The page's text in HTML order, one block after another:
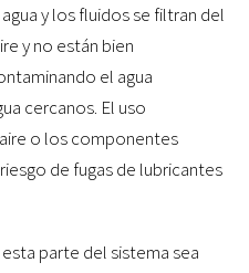
y los fluidos se filtran del
y no están bien
el agua
cercanos. El uso
o los componentes
de fugas de lubricantes
parte del sistema sea